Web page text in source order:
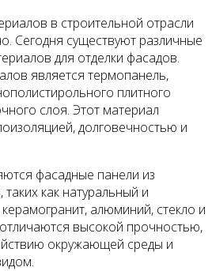
в строительной отрасли
Сегодня существуют различные
для отделки фасадов.
является термопанель,
плитного
слоя. Этот материал
долговечностью и
фасадные панели из
как натуральный и
алюминий, стекло и
высокой прочностью,
окружающей среды и